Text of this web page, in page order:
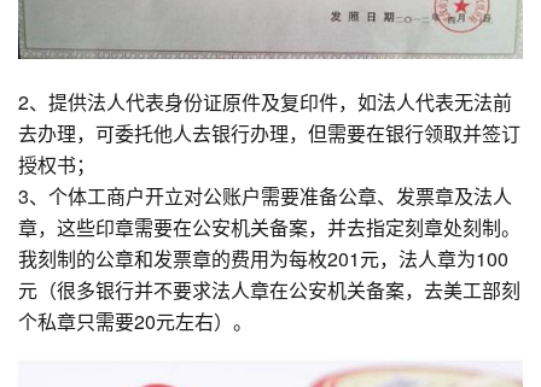
2、提供法人代表身份证原件及复印件，如法人代表无法前
去办理，可委托他人去银行办理，但需要在银行领取并签订
授权书；
3、个体工商户开立对公账户需要准备公章、发票章及法人
章，这些印章需要在公安机关备案，并去指定刻章处刻制。
我刻制的公章和发票章的费用为每枚201元，法人章为100
元（很多银行并不要求法人章在公安机关备案，去美工部刻
个私章只需要20元左右）。